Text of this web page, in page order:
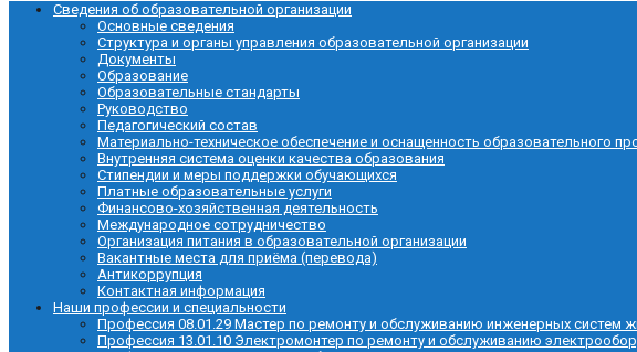
Сведения об образовательной организации
Основные сведения
Структура и органы управления образовательной организации
Документы
Образование
Образовательные стандарты
Руководство
Педагогический состав
Материально-техническое обеспечение и оснащенность образовательного
Внутренняя система оценки качества образования
Стипендии и меры поддержки обучающихся
Платные образовательные услуги
Финансово-хозяйственная деятельность
Международное сотрудничество
Организация питания в образовательной организации
Вакантные места для приёма (перевода)
Антикоррупция
Контактная информация
Наши профессии и специальности
Профессия 08.01.29 Мастер по ремонту и обслуживанию инженерных систем
Профессия 13.01.10 Электромонтер по ремонту и обслуживанию